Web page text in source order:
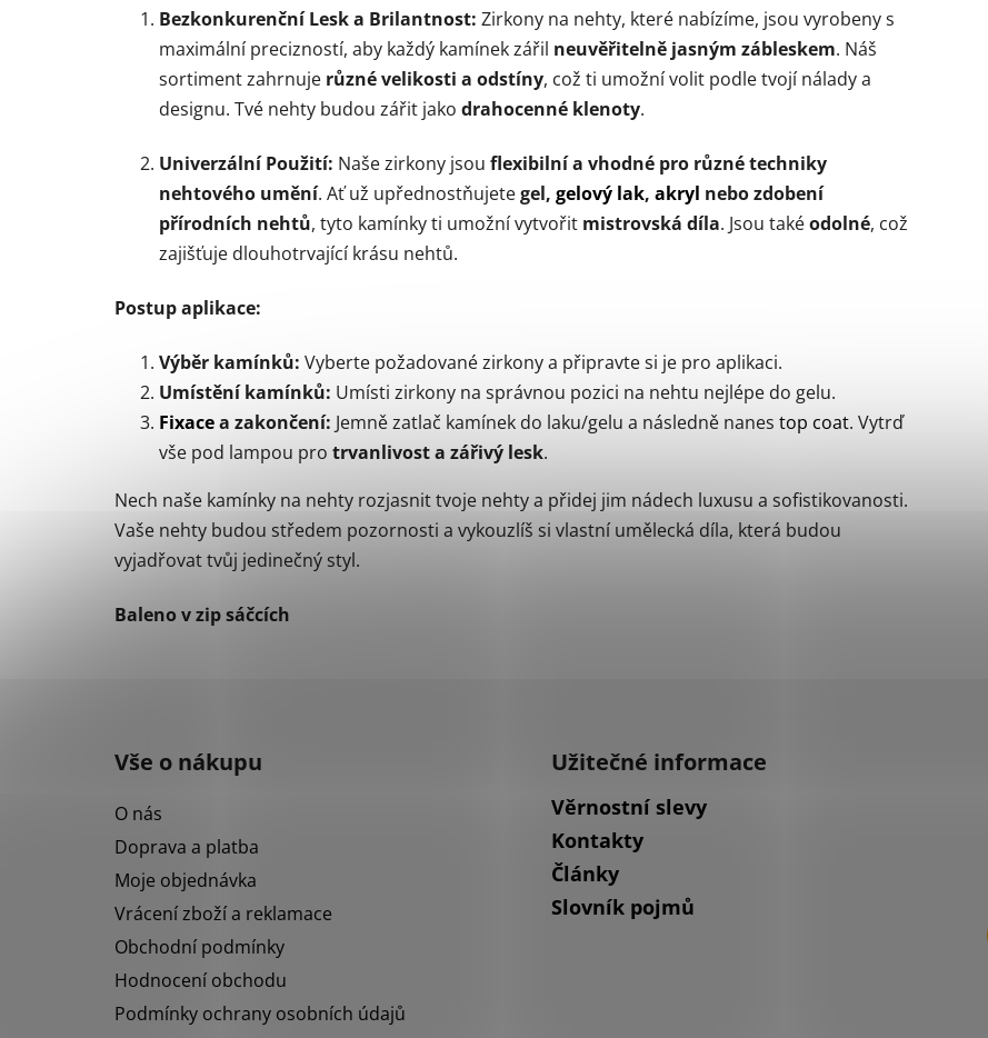
Bezkonkurenční Lesk a Brilantnost: Zirkony na nehty, které nabízíme, jsou vyrobeny s
maximální precizností, aby každý kamínek zářil neuvěřitelně jasným zábleskem. Náš
sortiment zahrnuje různé velikosti a odstíny, což ti umožní volit podle tvojí nálady a
designu. Tvé nehty budou zářit jako drahocenné klenoty.
Univerzální Použití: Naše zirkony jsou flexibilní a vhodné pro různé techniky
nehtového umění. Ať už upřednostňujetegel, gelový lak, akryl nebo zdobení
přírodních nehtů, tyto kamínky ti umožní vytvořit mistrovská díla. Jsou takéodolné, což
zajišťuje dlouhotrvající krásu nehtů.
Postup aplikace:
Výběr kamínků: Vyberte požadované zirkony a připravte si je pro aplikaci.
Umístění kamínků: Umísti zirkony na správnou pozici na nehtu nejlépe do gelu.
Fixacea zakončení: Jemně zatlač kamínek do laku/gelu a následně nanes top coat. Vytrď
vše pod lampou pro trvanlivost a zářivý lesk.
Nech naše kamínky na nehty rozjasnit tvoje nehty a přidej jim nádech luxusu a sofistikovanosti.
Vaše nehty budou středem pozornosti a vykouzlíš si vlastní umělecká díla, která budou
vyjadřovat tvůj jedinečný styl.
Baleno v zip sáčcích
Vše o nákupu
O nás
Doprava a platba
Moje objednávka
Vrácení zboží a reklamace
Obchodní podmínky
Hodnocení obchodu
Podmínky ochrany osobních údajů
Užitečné informace
Věrnostní slevy
Kontakty
Články
Slovník pojmů